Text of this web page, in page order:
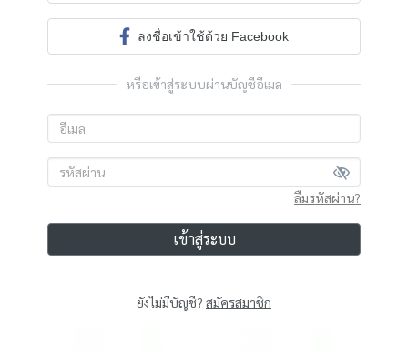
ลงชื่อเข้าใช้ด้วย Facebook
หรือเข้าสู่ระบบผ่านบัญชีอีเมล
ลืมรหัสผ่าน?
เข้าสู่ระบบ
ยังไม่มีบัญชี? สมัครสมาชิก